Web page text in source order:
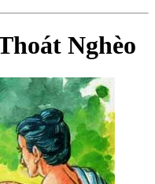
Nghèo